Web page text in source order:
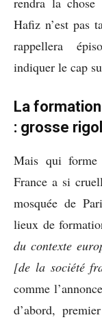
Hafiz n’est pas
rappellera
indiquer le cap
La
: grosse
Mais qui forme
France a si
mosquée de
lieux de
du contexte
[de la société
comme
d’abord,